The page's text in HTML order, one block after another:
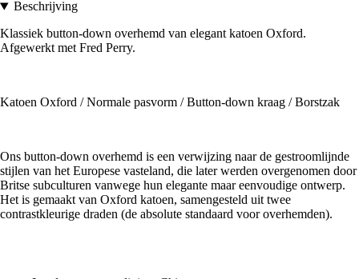
Beschrijving
Klassiek button-down overhemd van elegant katoen Oxford.
Afgewerkt met Fred Perry.
Katoen Oxford / Normale pasvorm / Button-down kraag / Borstzak
Ons button-down overhemd is een verwijzing naar de gestroomlijnde
stijlen van het Europese vasteland, die later werden overgenomen door
Britse subculturen vanwege hun elegante maar eenvoudige ontwerp.
Het is gemaakt van Oxford katoen, samengesteld uit twee
contrastkleurige draden (de absolute standaard voor overhemden).